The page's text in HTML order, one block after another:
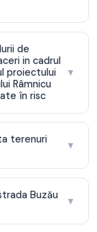
de
in cadrul
proiectului
Râmnicu
în risc
▼
terenuri
▼
Buzău
▼